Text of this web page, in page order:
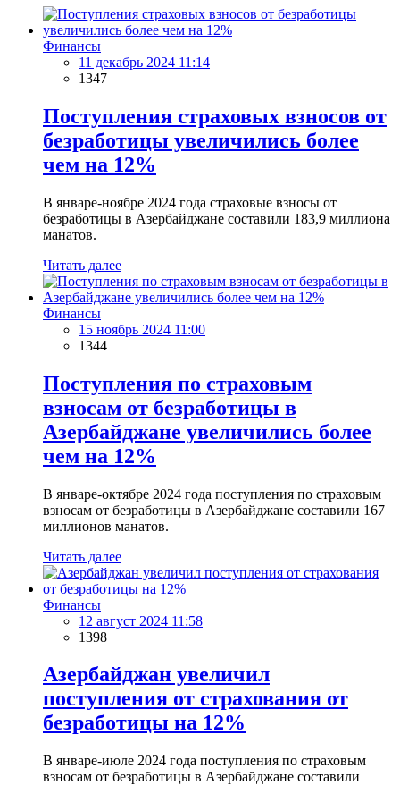
Финансы
11 декабрь 2024 11:14
1347
Поступления страховых взносов от
безработицы увеличились более
чем на 12%
В январе-ноябре 2024 года страховые взносы от
безработицы в Азербайджане составили 183,9 миллиона
манатов.
Читать далее
Финансы
15 ноябрь 2024 11:00
1344
Поступления по страховым
взносам от безработицы в
Азербайджане увеличились более
чем на 12%
В январе-октябре 2024 года поступления по страховым
взносам от безработицы в Азербайджане составили 167
миллионов манатов.
Читать далее
Финансы
12 август 2024 11:58
1398
Азербайджан увеличил
поступления от страхования от
безработицы на 12%
В январе-июле 2024 года поступления по страховым
взносам от безработицы в Азербайджане составили